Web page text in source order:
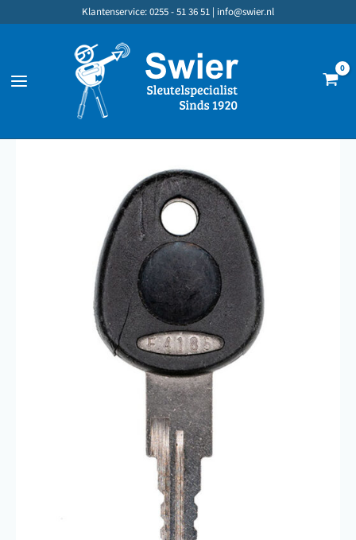
inhoud
Klantenservice: 0255 - 51 36 51 | info@swier.nl